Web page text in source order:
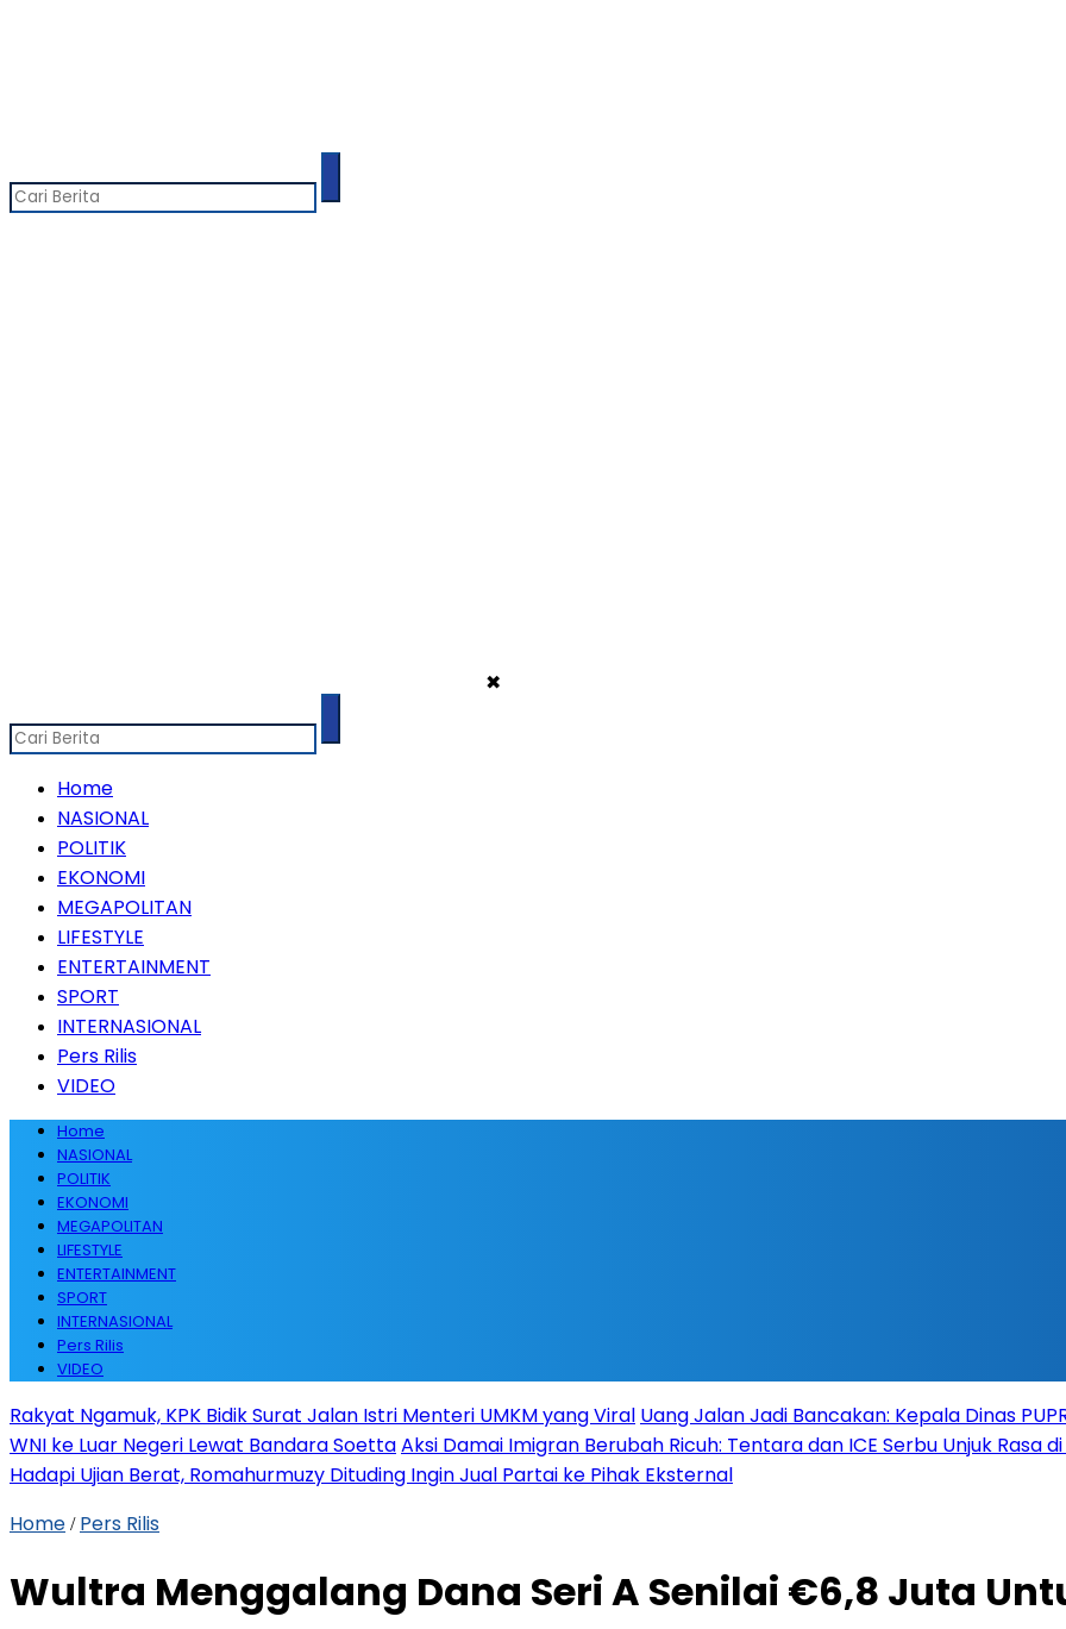
✖
Home
NASIONAL
POLITIK
EKONOMI
MEGAPOLITAN
LIFESTYLE
ENTERTAINMENT
SPORT
INTERNASIONAL
Pers Rilis
VIDEO
Home
NASIONAL
POLITIK
EKONOMI
MEGAPOLITAN
LIFESTYLE
ENTERTAINMENT
SPORT
INTERNASIONAL
Pers Rilis
VIDEO
Rakyat Ngamuk, KPK Bidik Surat Jalan Istri Menteri UMKM yang Viral Uang Jalan Jadi Bancakan: Kepala Dinas
WNI ke Luar Negeri Lewat Bandara SoettaAksi Damai Imigran Berubah Ricuh: Tentara dan ICE Serbu Unjuk Rasa
Hadapi Ujian Berat, Romahurmuzy Dituding Ingin Jual Partai ke Pihak Eksternal
Home / Pers Rilis
Wultra Menggalang Dana Seri A Senilai €6,8 Juta